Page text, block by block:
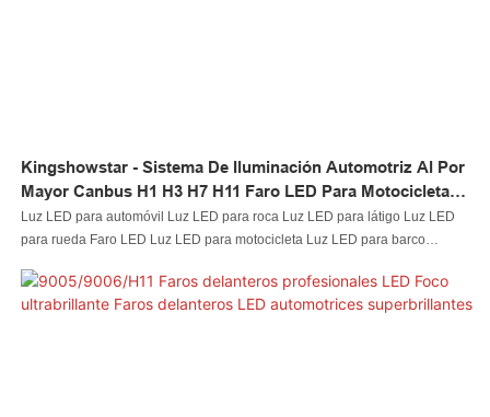
Kingshowstar - Sistema De Iluminación Automotriz Al Por
Mayor Canbus H1 H3 H7 H11 Faro LED Para Motocicleta
H4 Faro LED Para Automóvil Impermeable Amarillo Blanco
Producto En Oferta
Luz LED para automóvil Luz LED para roca Luz LED para látigo Luz LED
para rueda Faro LED Luz LED para motocicleta Luz LED para barco
estrictamente los estándares internacionales. Diseñado por diseñadores
innovadores y controlado por inspectores de control de calidad, el sistema